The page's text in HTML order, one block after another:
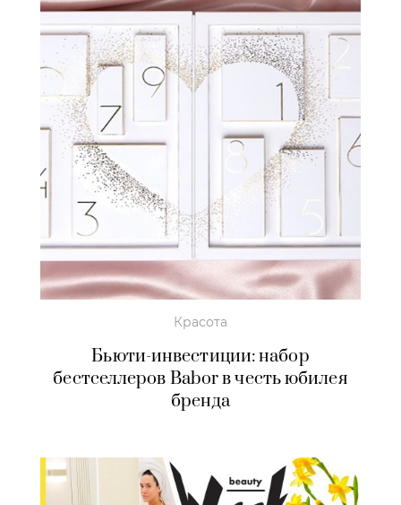
Красота
Бьюти-инвестиции: набор
бестселлеров Babor в честь юбилея
бренда